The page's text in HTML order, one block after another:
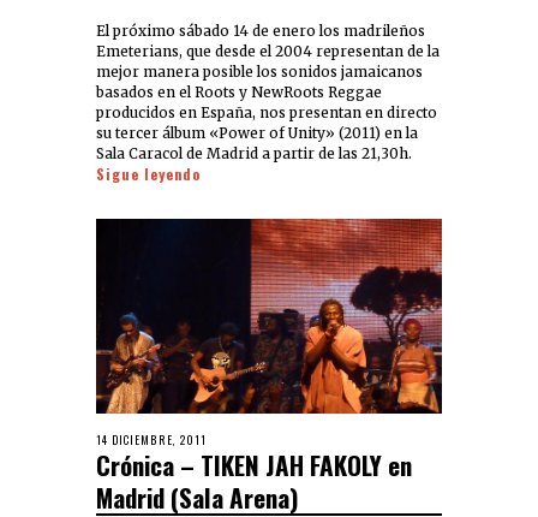
El próximo sábado 14 de enero los madrileños
Emeterians, que desde el 2004 representan de la
mejor manera posible los sonidos jamaicanos
basados en el Roots y NewRoots Reggae
producidos en España, nos presentan en directo
su tercer álbum «Power of Unity» (2011) en la
Sala Caracol de Madrid a partir de las 21,30h.
Sigue leyendo
14 DICIEMBRE, 2011
Crónica – TIKEN JAH FAKOLY en
Madrid (Sala Arena)